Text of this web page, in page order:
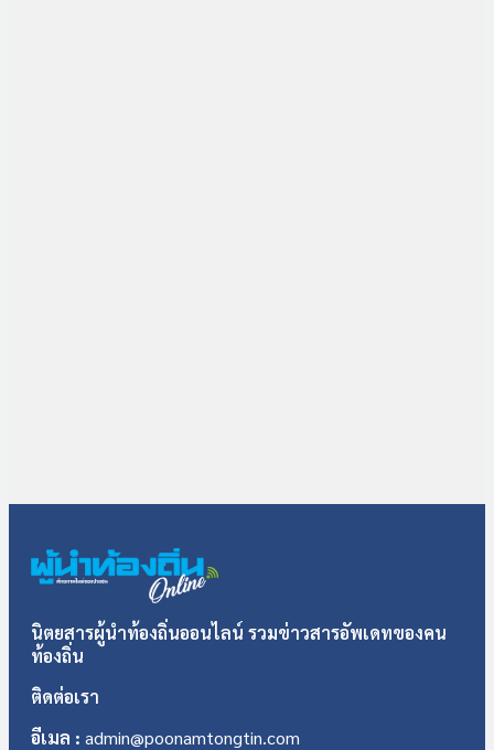
นิตยสารผู้นำท้องถิ่นออนไลน์ รวมข่าวสารอัพเดทของคน
ท้องถิ่น
ติดต่อเรา
อีเมล : admin@poonamtongtin.com